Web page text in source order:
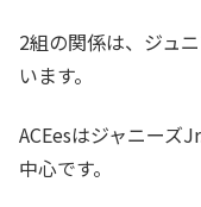
2組の関係は、ジュ
います。
ACEesはジャニーズ
中心です。